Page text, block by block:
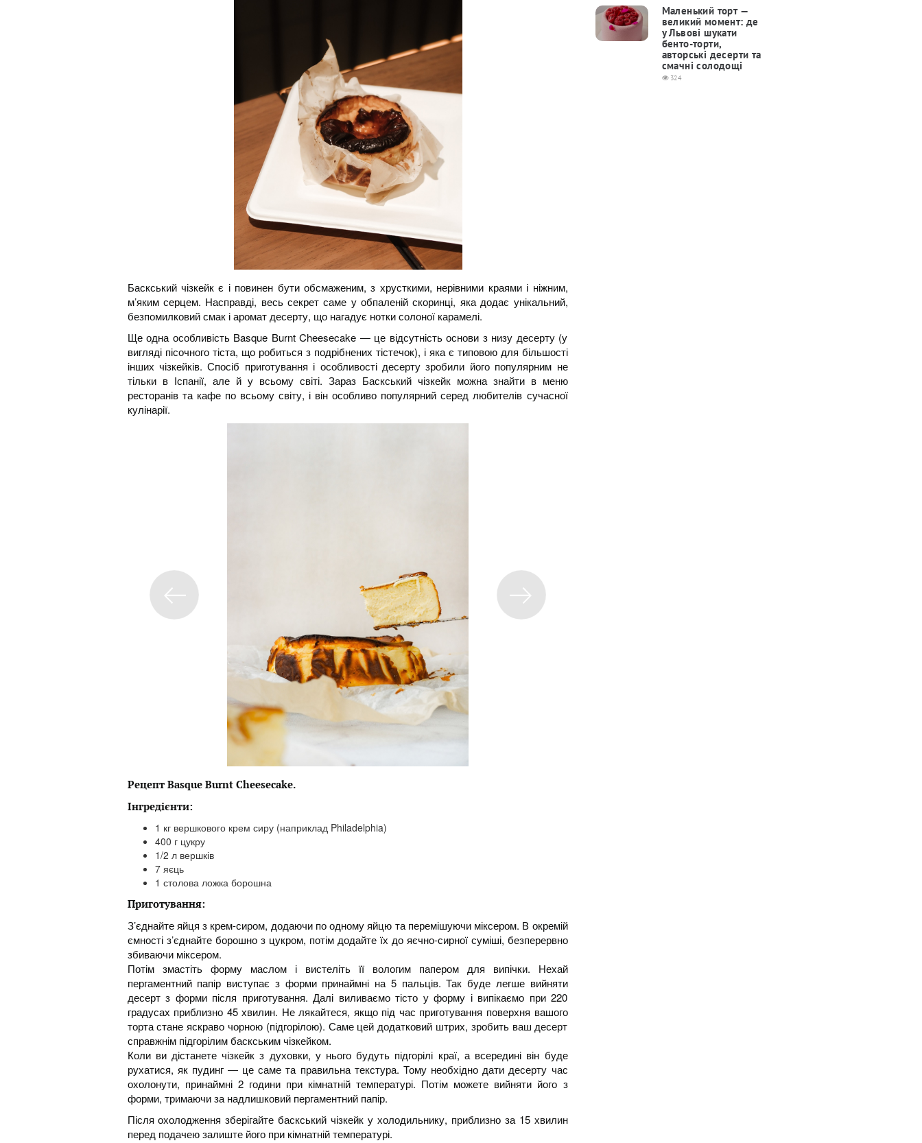
Баскський чізкейк є і повинен бути обсмаженим, з хрусткими, нерівними краями і ніжним,
м’яким серцем. Насправді, весь секрет саме у обпаленій скоринці, яка додає унікальний,
безпомилковий смак і аромат десерту, що нагадує нотки солоної карамелі.
Ще одна особливість Basque Burnt Cheesecake — це відсутність основи з низу десерту (у
вигляді пісочного тіста, що робиться з подрібнених тістечок), і яка є типовою для більшості
інших чізкейків. Спосіб приготування і особливості десерту зробили його популярним не
тільки в Іспанії, але й у всьому світі. Зараз Баскський чізкейк можна знайти в меню
ресторанів та кафе по всьому світу, і він особливо популярний серед любителів сучасної
кулінарії.
Рецепт Basque Burnt Cheesecake.
Інгредієнти:
1 кг вершкового крем сиру (наприклад Philadelphia)
400 г цукру
1/2 л вершків
7 яєць
1 столова ложка борошна
Приготування:
З’єднайте яйця з крем-сиром, додаючи по одному яйцю та перемішуючи міксером. В окремій
ємності з’єднайте борошно з цукром, потім додайте їх до яєчно-сирної суміші, безперервно
збиваючи міксером.
Потім змастіть форму маслом і вистеліть її вологим папером для випічки. Нехай
пергаментний папір виступає з форми принаймні на 5 пальців. Так буде легше вийняти
десерт з форми після приготування. Далі виливаємо тісто у форму і випікаємо при 220
градусах приблизно 45 хвилин. Не лякайтеся, якщо під час приготування поверхня вашого
торта стане яскраво чорною (підгорілою). Саме цей додатковий штрих, зробить ваш десерт
справжнім підгорілим баскським чізкейком.
Коли ви дістанете чізкейк з духовки, у нього будуть підгорілі краї, а всередині він буде
рухатися, як пудинг — це саме та правильна текстура. Тому необхідно дати десерту час
охолонути, принаймні 2 години при кімнатній температурі. Потім можете вийняти його з
форми, тримаючи за надлишковий пергаментний папір.
Після охолодження зберігайте баскський чізкейк у холодильнику, приблизно за 15 хвилин
перед подачею залиште його при кімнатній температурі.
Маленький торт —
великий момент: де
у Львові шукати
бенто-торти,
авторські десерти та
смачні солодощі
324